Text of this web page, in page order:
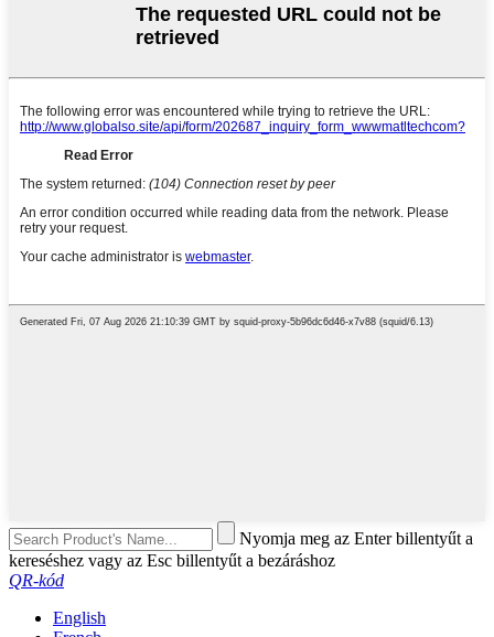
Nyomja meg az Enter billentyűt a
kereséshez vagy az Esc billentyűt a bezáráshoz
QR-kód
English